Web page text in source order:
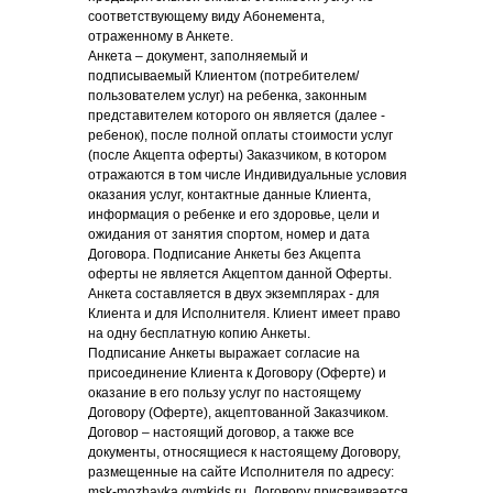
соответствующему виду Абонемента,
отраженному в Анкете.
Анкета – документ, заполняемый и
подписываемый Клиентом (потребителем/
пользователем услуг) на ребенка, законным
представителем которого он является (далее -
ребенок), после полной оплаты стоимости услуг
(после Акцепта оферты) Заказчиком, в котором
отражаются в том числе Индивидуальные условия
оказания услуг, контактные данные Клиента,
информация о ребенке и его здоровье, цели и
ожидания от занятия спортом, номер и дата
Договора. Подписание Анкеты без Акцепта
оферты не является Акцептом данной Оферты.
Анкета составляется в двух экземплярах - для
Клиента и для Исполнителя. Клиент имеет право
на одну бесплатную копию Анкеты.
Подписание Анкеты выражает согласие на
присоединение Клиента к Договору (Оферте) и
оказание в его пользу услуг по настоящему
Договору (Оферте), акцептованной Заказчиком.
Договор – настоящий договор, а также все
документы, относящиеся к настоящему Договору,
размещенные на сайте Исполнителя по адресу: